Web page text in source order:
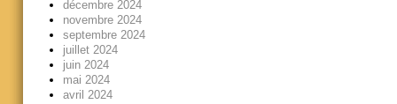
décembre 2024
novembre 2024
septembre 2024
juillet 2024
juin 2024
mai 2024
avril 2024